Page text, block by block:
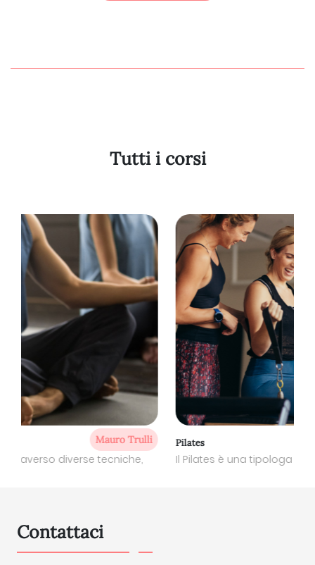
18
Tutti i corsi
Il Pilates è una tipologa di ginnastica rieducativa, pr...
Contattaci